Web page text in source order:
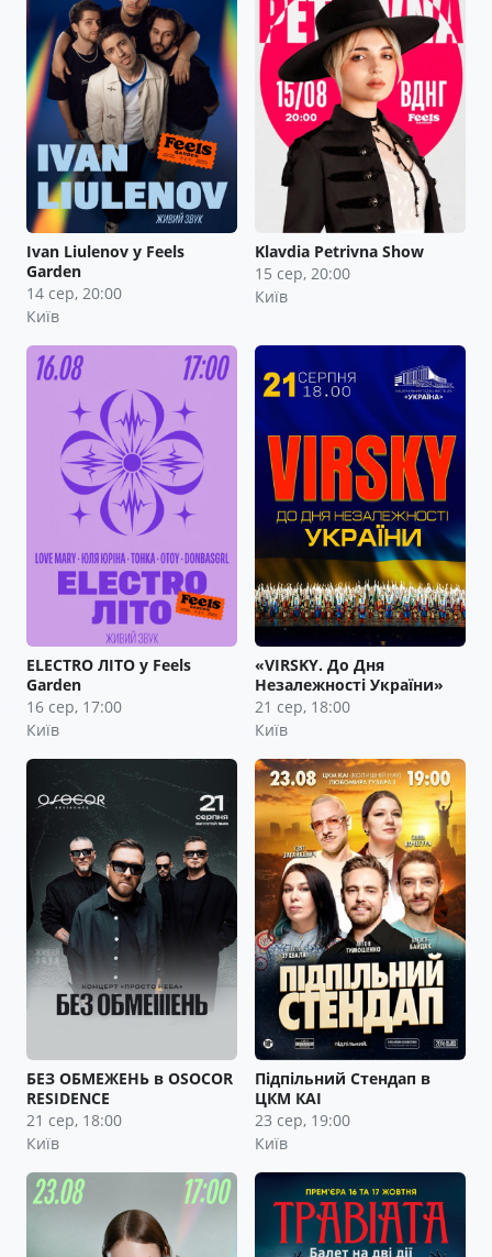
Ivan Liulenov у Feels
Garden
14 сер, 20:00
Київ
Klavdia Petrivna Show
15 сер, 20:00
Київ
ELECTRO ЛІТО у Feels
Garden
16 сер, 17:00
Київ
«VIRSKY. До Дня
Незалежності України»
21 сер, 18:00
Київ
БЕЗ ОБМЕЖЕНЬ в OSOCOR
RESIDENCE
21 сер, 18:00
Київ
Підпільний Стендап в
ЦКМ КАІ
23 сер, 19:00
Київ